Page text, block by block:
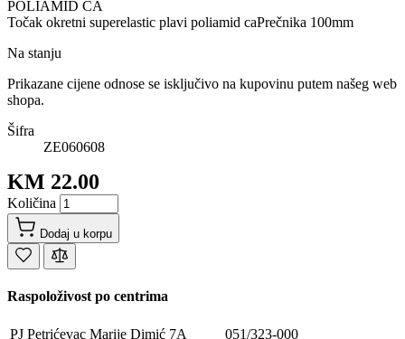
POLIAMID CA
Točak okretni superelastic plavi poliamid caPrečnika 100mm
Na stanju
Prikazane cijene odnose se isključivo na kupovinu putem našeg web
shopa.
Šifra
ZE060608
KM 22.00
Količina
Dodaj u korpu
Raspoloživost po centrima
PJ Petrićevac Marije Dimić 7A
051/323-000